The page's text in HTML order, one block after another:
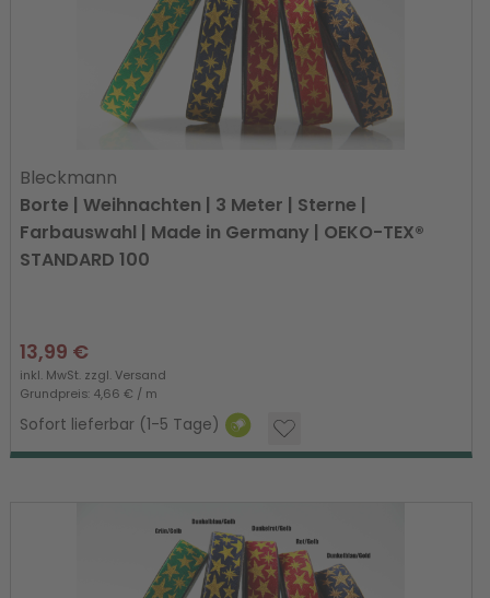
Bleckmann
Borte | Weihnachten | 3 Meter | Sterne |
Farbauswahl | Made in Germany | OEKO-TEX®
STANDARD 100
13,99 €
inkl. MwSt. zzgl.Versand
Grundpreis: 4,66 € / m
Sofort lieferbar (1-5 Tage)